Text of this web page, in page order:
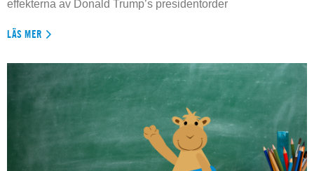
effekterna av Donald Trump’s presidentorder
LÄS MER